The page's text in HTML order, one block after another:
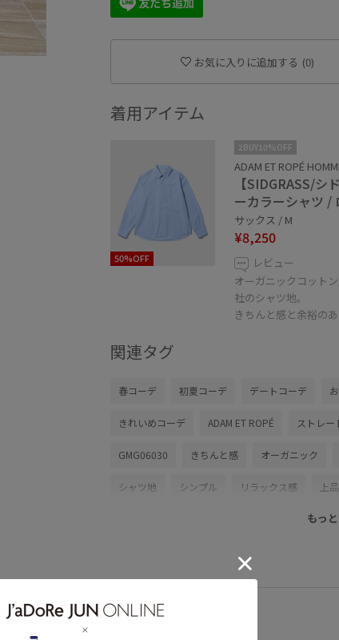
お気に入りに追加する (0)
着用アイテム
50%OFF
2BUY10%OFF
ADAM ET ROPÉ
【SIDGRASS/
ーカラーシャツ /
サックス / M
¥8,250
レビュー
オーガニックコット
社のシャツ地。
きちんと感と余裕の
関連タグ
春コーデ 初夏コーデ デートコーデ
きれいめコーデ ADAM ET ROPÉ ストレー
GMG06030 きちんと感 オーガニック
シャツ地 シンプル リラックス感 上品
もっ